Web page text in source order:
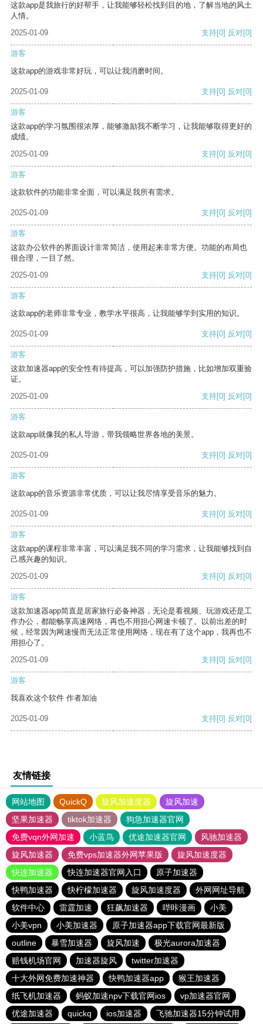
这款app是我旅行的好帮手，让我能够轻松找到目的地，了解当地的风土
人情。
2025-01-09
支持[0] 反对[0]
游客
这款app的游戏非常好玩，可以让我消磨时间。
2025-01-09 支持[0] 反对[0]
游客
这款app的学习氛围很浓厚，能够激励我不断学习，让我能够取得更好的
成绩。
2025-01-09
支持[0] 反对[0]
游客
这款软件的功能非常全面，可以满足我所有需求。
2025-01-09 支持[0] 反对[0]
游客
这款办公软件的界面设计非常简洁，使用起来非常方便。功能的布局也
很合理，一目了然。
2025-01-09
支持[0] 反对[0]
游客
这款app的老师非常专业，教学水平很高，让我能够学到实用的知识。
2025-01-09 支持[0] 反对[0]
游客
这款加速器app的安全性有待提高，可以加强防护措施，比如增加双重验
证。
2025-01-09
支持[0] 反对[0]
游客
这款app就像我的私人导游，带我领略世界各地的美景。
2025-01-09 支持[0] 反对[0]
游客
这款app的音乐资源非常优质，可以让我尽情享受音乐的魅力。
2025-01-09 支持[0] 反对[0]
游客
这款app的课程非常丰富，可以满足我不同的学习需求，让我能够找到自
己感兴趣的知识。
2025-01-09
支持[0] 反对[0]
游客
这款加速器app简直是居家旅行必备神器，无论是看视频、玩游戏还是工
作办公，都能畅享高速网络，再也不用担心网速卡顿了。以前出差的时
候，经常因为网速慢而无法正常使用网络，现在有了这个app，我再也不
用担心了。
2025-01-09
支持[0] 反对[0]
游客
我喜欢这个软件 作者加油
2025-01-09 支持[0] 反对[0]
友情链接
网站地图 QuickQ 旋风加速度器
旋风加速
坚果加速器
tiktok加速器
狗急加速器官网
免费vqn外网加速
小蓝鸟 优途加速器官网
风驰加速器
旋风加速器
免费vps加速器外网苹果版
旋风加速度器
快连加速器
快连加速器官网入口
原子加速器
快鸭加速器
快柠檬加速器 旋风加速度器
外网网址导航
软件中心
雷霆加速 狂飙加速器 哔咔漫画
小美
小美vpn
小美加速器
原子加速器app下载官网最新版
outline
暴雪加速器 旋风加速
极光aurora加速器
赔钱机场官网
加速器旋风
twitter加速器
十大外网免费加速神器
快鸭加速器app
猴王加速器
纸飞机加速器
蚂蚁加速npv下载官网ios
vp加速器官网
优途加速器
quickq ios加速器 飞驰加速器15分钟试用